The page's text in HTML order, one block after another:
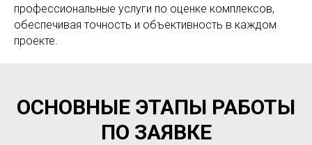
профессиональные услуги по оценке комплексов,
обеспечивая точность и объективность в каждом
проекте.
ОСНОВНЫЕ ЭТАПЫ РАБОТЫ
ПО ЗАЯВКЕ